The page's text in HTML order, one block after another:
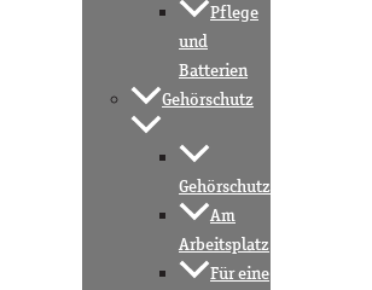
Pflege
und
Batterien
Gehörschutz
Gehörschutz
Am
Arbeitsplatz
Für eine